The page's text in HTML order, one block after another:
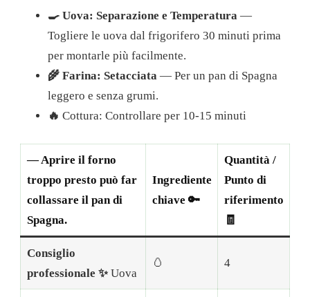
🍳 Uova: Separazione e Temperatura —
Togliere le uova dal frigorifero 30 minuti prima
per montarle più facilmente.
🌾 Farina: Setacciata — Per un pan di Spagna
leggero e senza grumi.
🔥 Cottura: Controllare per 10-15 minuti
— Aprire il forno
troppo presto può far
collassare il pan di
Spagna.
Ingrediente
chiave 🔑
Quantità /
Punto di
riferimento
🧾
Consiglio
professionale ✨Uova
🥚 4